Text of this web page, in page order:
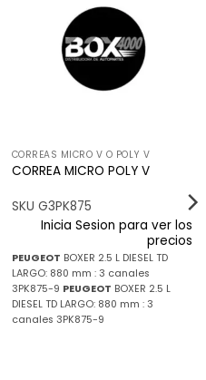
deseos
CORREAS MICRO V O POLY V
CORREA MICRO POLY V
SKU G3PK875
Inicia Sesion para ver los
precios
PEUGEOT BOXER 2.5 L DIESEL TD
LARGO: 880 mm : 3 canales
3PK875-9 PEUGEOT BOXER 2.5 L
DIESEL TD LARGO: 880 mm : 3
canales 3PK875-9